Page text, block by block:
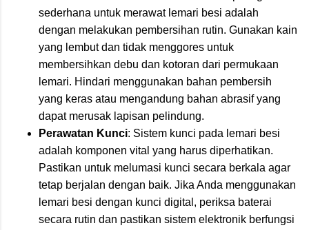
sederhana untuk merawat lemari besi adalah
dengan melakukan pembersihan rutin. Gunakan kain
yang lembut dan tidak menggores untuk
membersihkan debu dan kotoran dari permukaan
lemari. Hindari menggunakan bahan pembersih
yang keras atau mengandung bahan abrasif yang
dapat merusak lapisan pelindung.
Perawatan Kunci: Sistem kunci pada lemari besi
adalah komponen vital yang harus diperhatikan.
Pastikan untuk melumasi kunci secara berkala agar
tetap berjalan dengan baik. Jika Anda menggunakan
lemari besi dengan kunci digital, periksa baterai
secara rutin dan pastikan sistem elektronik berfungsi